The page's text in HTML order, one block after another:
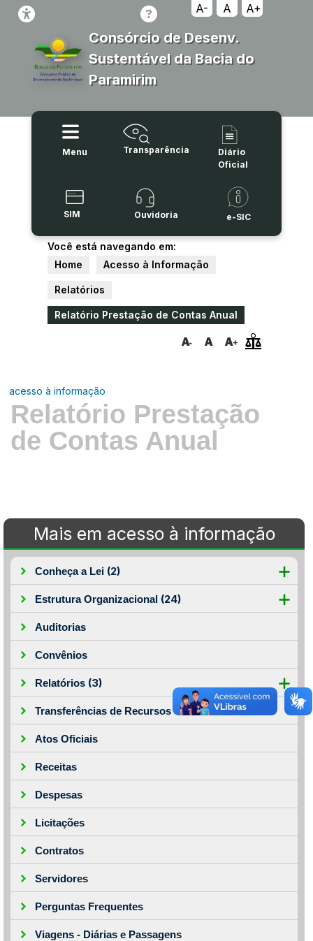
A- A A+
Consórcio de Desenv.
Sustentável da Bacia do
Paramirim
Menu Transparência
Diário
Oficial
SIM Ouvidoria e-SIC
Você está navegando em:
Home
Acesso à Informação
Relatórios
Relatório Prestação de Contas Anual
acesso à informação
Relatório Prestação
de Contas Anual
Mais em acesso à informação
Conheça a Lei (2)
Estrutura Organizacional (24)
Auditorias
Convênios
Relatórios (3)
Transferências de Recursos
Atos Oficiais
Receitas
Despesas
Licitações
Contratos
Servidores
Perguntas Frequentes
Viagens - Diárias e Passagens